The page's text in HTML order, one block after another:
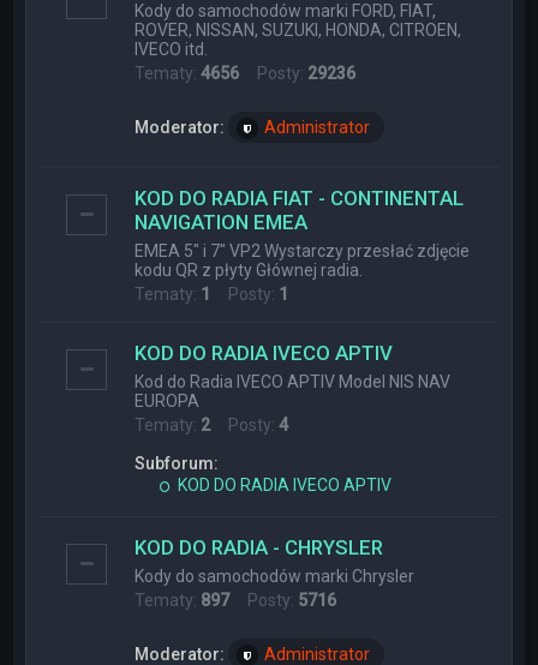
Kody do samochodów marki FORD, FIAT,
ROVER, NISSAN, SUZUKI, HONDA, CITROEN,
IVECO itd.
Tematy:4656 Posty: 29236
Moderator: Administrator
KOD DO RADIA FIAT - CONTINENTAL
NAVIGATION EMEA
EMEA 5" i 7" VP2 Wystarczy przesłać zdjęcie
kodu QR z płyty Głównej radia.
Tematy: 1 Posty: 1
KOD DO RADIA IVECO APTIV
Kod do Radia IVECO APTIV Model NIS NAV
EUROPA
Tematy: 2Posty:4
Subforum:
KOD DO RADIA IVECO APTIV
KOD DO RADIA - CHRYSLER
Kody do samochodów marki Chrysler
Tematy: 897Posty: 5716
Moderator: Administrator